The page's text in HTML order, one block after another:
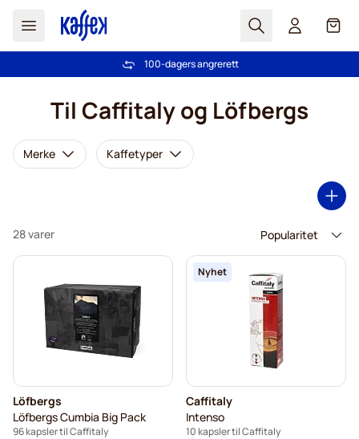
Søk Cart
Gratis frakt over kr 599
100-dagers angrerett
Til Caffitaly og Löfbergs
Merke Kaffetyper
28 varer
Löfbergs
Löfbergs Cumbia Big Pack
96 kapsler til Caffitaly
Nyhet
Caffitaly
Intenso
10 kapsler til Caffitaly